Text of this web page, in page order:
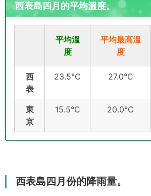
西表島四月的平均溫度。
平均溫
度
平均最高溫
度
西
表
23.5°C 27.0°C
東
京
15.5°C 20.0°C
西表島四月份的降雨量。